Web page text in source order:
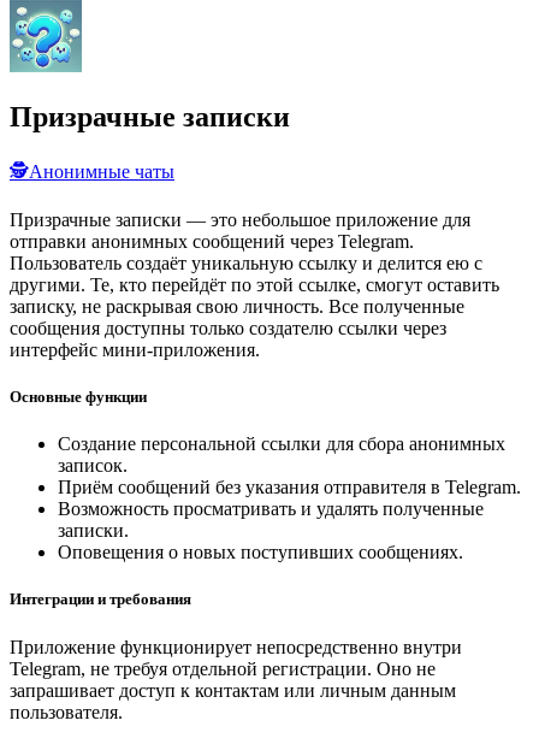
Призрачные записки
🕵️Анонимные чаты
Призрачные записки — это небольшое приложение для
отправки анонимных сообщений через Telegram.
Пользователь создаёт уникальную ссылку и делится ею с
другими. Те, кто перейдёт по этой ссылке, смогут оставить
записку, не раскрывая свою личность. Все полученные
сообщения доступны только создателю ссылки через
интерфейс мини-приложения.
Основные функции
Создание персональной ссылки для сбора анонимных
записок.
Приём сообщений без указания отправителя в Telegram.
Возможность просматривать и удалять полученные
записки.
Оповещения о новых поступивших сообщениях.
Интеграции и требования
Приложение функционирует непосредственно внутри
Telegram, не требуя отдельной регистрации. Оно не
запрашивает доступ к контактам или личным данным
пользователя.